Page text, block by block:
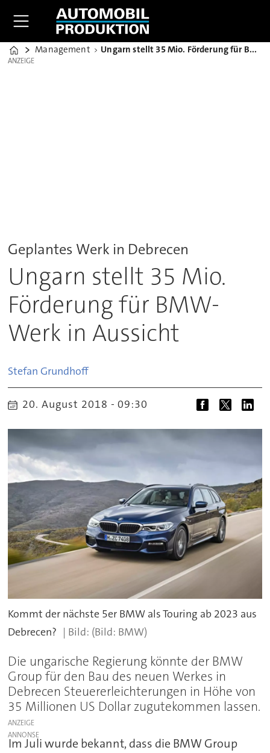
Home
Management Ungarn stellt 35 Mio. Förderung für BMW-Werk in Aussicht
ANZEIGE
ANZEIGE
Geplantes Werk in Debrecen
Ungarn stellt 35 Mio.
Förderung für BMW-
Werk in Aussicht
Stefan Grundhoff
20. August 2018 - 09:30
Kommt der nächste 5er BMW als Touring ab 2023 aus
Debrecen?
(Bild: BMW)
Die ungarische Regierung könnte der BMW
Group für den Bau des neuen Werkes in
Debrecen Steuererleichterungen in Höhe von
35 Millionen US Dollar zugutekommen lassen.
ANZEIGE
Im Juli wurde bekannt, dass die BMW Group